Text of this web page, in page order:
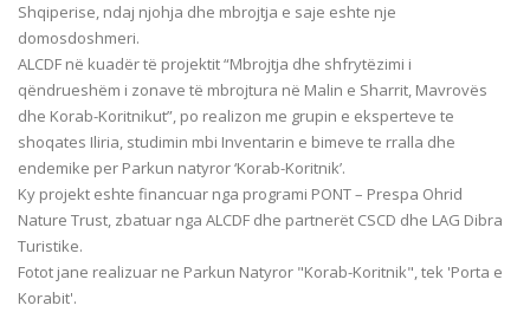
Shqiperise, ndaj njohja dhe mbrojtja e saje eshte nje
domosdoshmeri.
ALCDF në kuadër të projektit “Mbrojtja dhe shfrytëzimi i
qëndrueshëm i zonave të mbrojtura në Malin e Sharrit, Mavrovës
dhe Korab-Koritnikut”, po realizon me grupin e eksperteve te
shoqates Iliria, studimin mbi Inventarin e bimeve te rralla dhe
endemike per Parkun natyror ‘Korab-Koritnik’.
Ky projekt eshte financuar nga programi PONT – Prespa Ohrid
Nature Trust, zbatuar nga ALCDF dhe partnerët CSCD dhe LAG Dibra
Turistike.
Fotot jane realizuar ne Parkun Natyror "Korab-Koritnik", tek 'Porta e
Korabit'.